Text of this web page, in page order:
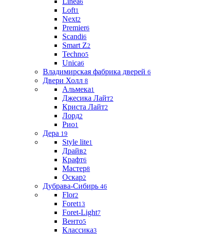
6
Loft1
Next2
Premier6
Scandi6
Smart Z2
Techno5
Unica6
Владимирская фабрика дверей 6
Двери Холл 8
Альмека1
Джесика Лайт2
Криста Лайт2
Лорд2
Рио1
Дера 19
Style lite1
Драйв2
Крафт6
Мастер8
Оскар2
Дубрава-Сибирь 46
Flor2
Foret13
Foret-Light7
Венто5
Классика3